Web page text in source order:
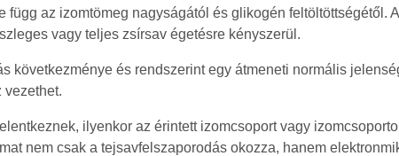
függ az izomtömeg nagyságától és glikogén feltöltöttségétől.
vagy teljes zsírsav égetésre kényszerül.
következménye és rendszerint egy átmeneti normális
vezethet.
ilyenkor az érintett izomcsoport vagy
nem csak a tejsavfelszaporodás okozza, hanem